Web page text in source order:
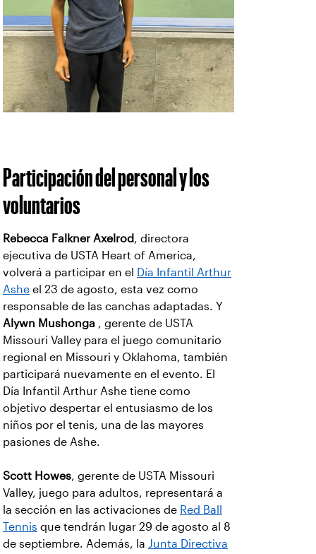
Participación del personal y los
voluntarios
Rebecca Falkner Axelrod, directora
ejecutiva de USTA Heart of America,
volverá a participar en el Día Infantil Arthur
Ashe el 23 de agosto, esta vez como
responsable de las canchas adaptadas. Y
Alywn Mushonga , gerente de USTA
Missouri Valley para el juego comunitario
regional en Missouri y Oklahoma, también
participará nuevamente en el evento. El
Día Infantil Arthur Ashe tiene como
objetivo despertar el entusiasmo de los
niños por el tenis, una de las mayores
pasiones de Ashe.
Scott Howes, gerente de USTA Missouri
Valley, juego para adultos, representará a
la sección en las activaciones de Red Ball
Tennis que tendrán lugar 29 de agosto al 8
de septiembre. Además, la Junta Directiva